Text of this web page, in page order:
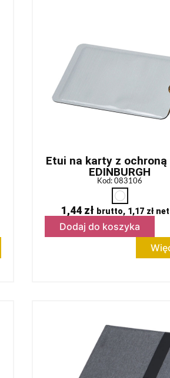
Etui na karty z ochroną
EDINBURGH
Kod: 083106
1,44 zł brutto, 1,17 zł
Dodaj do koszyka